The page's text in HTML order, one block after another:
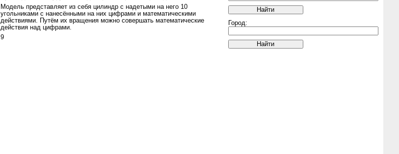
Город:
Модель представляет из себя цилиндр с надетыми на него 10
угольниками с нанесёнными на них цифрами и математическими
действиями. Путём их вращения можно совершать математические
действия над цифрами.
9